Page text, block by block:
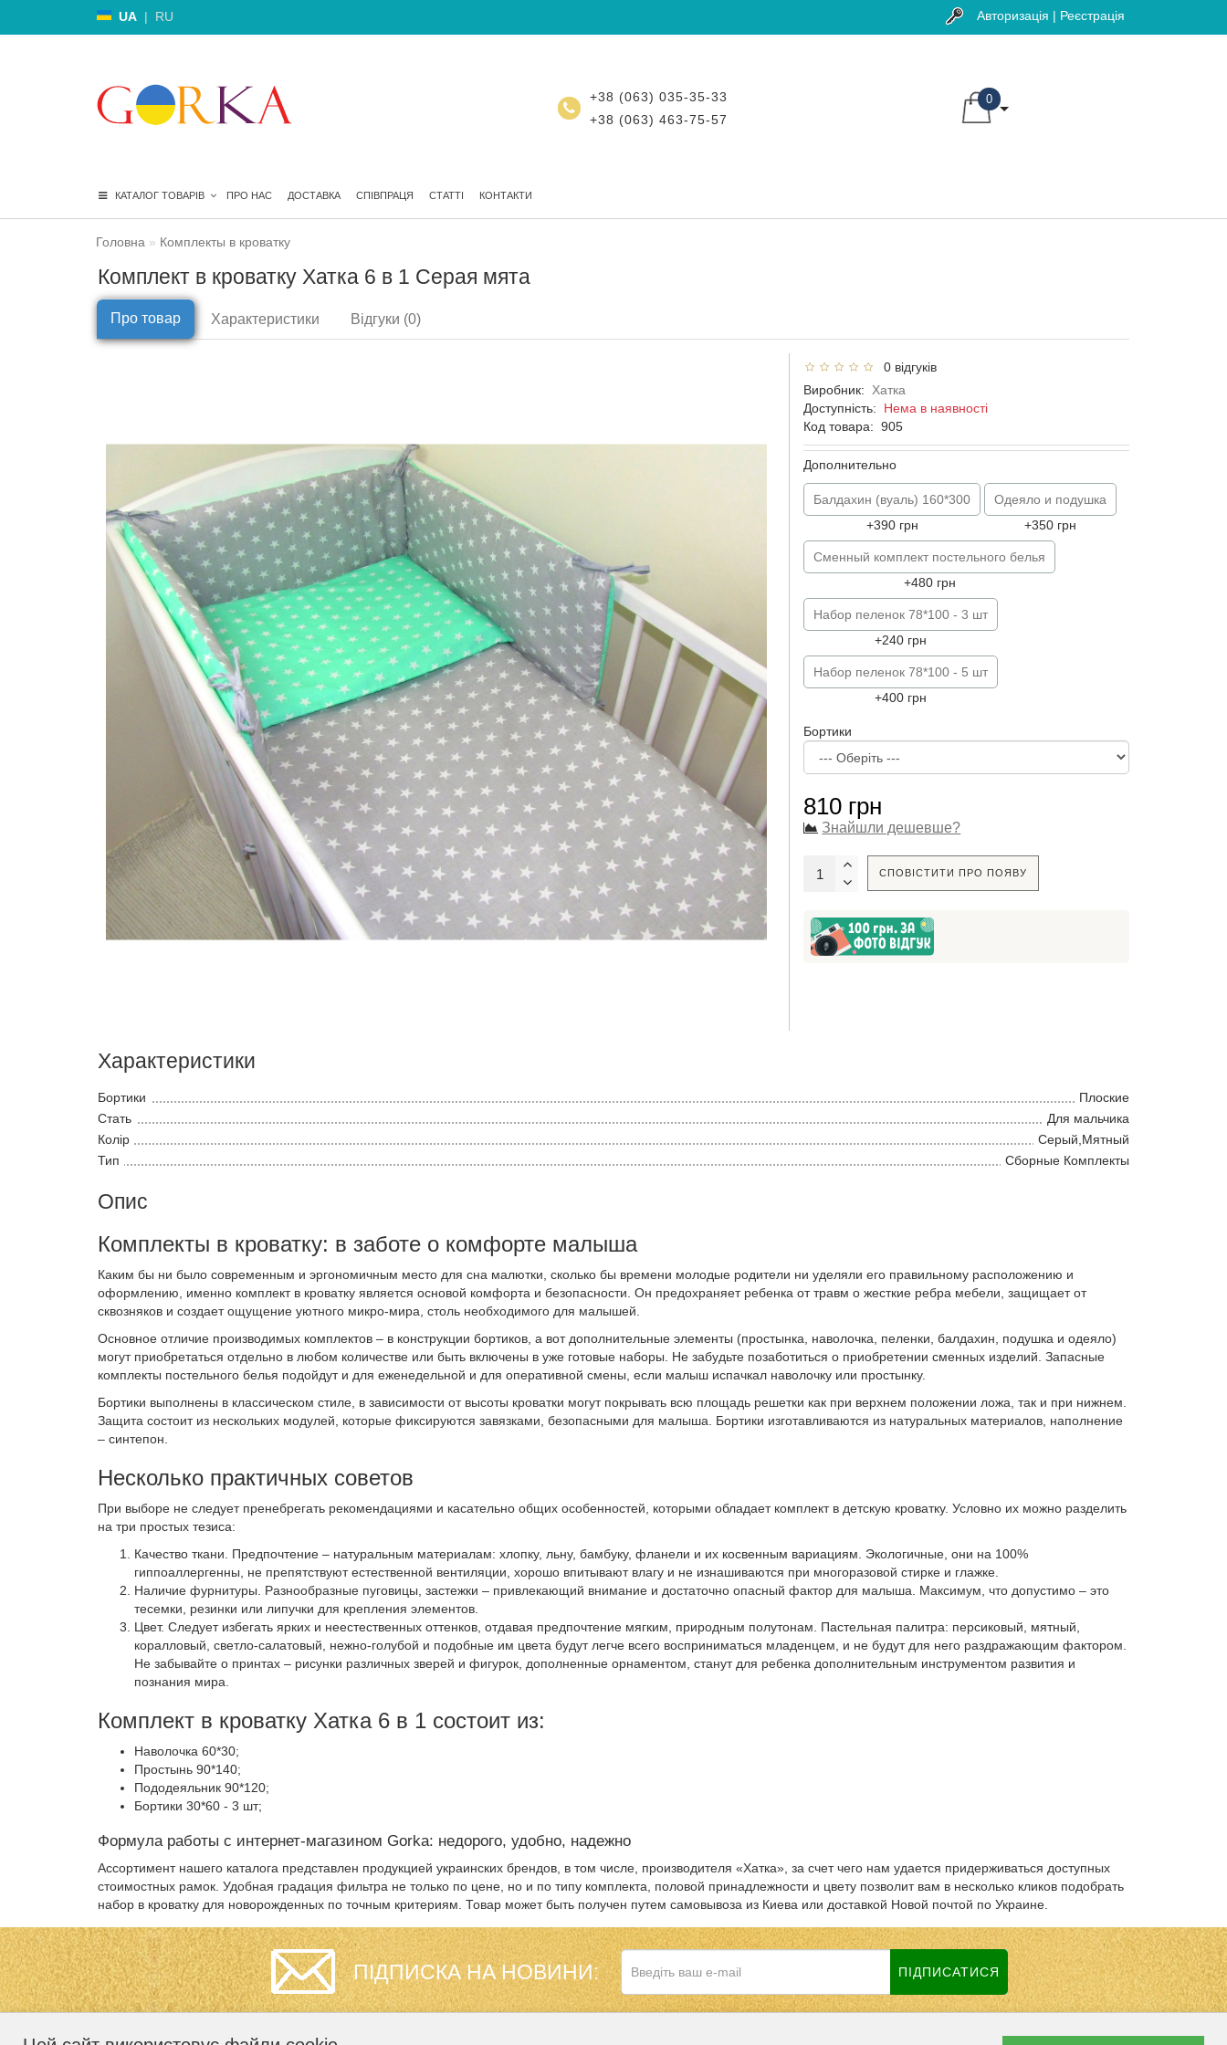
UA | RU Авторизація | Реєстрація
+38 (063) 035-35-33
+38 (063) 463-75-57
0
КАТАЛОГ ТОВАРІВ ПРО НАС ДОСТАВКА СПІВПРАЦЯ СТАТТІ КОНТАКТИ
Головна Комплекты в кроватку
Комплект в кроватку Хатка 6 в 1 Серая мята
Про товар Характеристики Відгуки (0)
0 відгуків
Виробник:
Хатка
Доступність: Нема в наявності
Код товара: 905
Дополнительно
Балдахин (вуаль) 160*300
+390 грн
Одеяло и подушка
+350 грн
Сменный комплект постельного белья
+480 грн
Набор пеленок 78*100 - 3 шт
+240 грн
Набор пеленок 78*100 - 5 шт
+400 грн
Бортики
810 грн
Знайшли дешевше?
СПОВІСТИТИ ПРО ПОЯВУ
Характеристики
Бортики
Плоские
Стать
Для мальчика
Колір
Серый,Мятный
Тип
Сборные Комплекты
Опис
Комплекты в кроватку: в заботе о комфорте малыша
Каким бы ни было современным и эргономичным место для сна малютки, сколько бы времени молодые родители ни уделяли его правильному расположению и
оформлению, именно комплект в кроватку является основой комфорта и безопасности. Он предохраняет ребенка от травм о жесткие ребра мебели, защищает от
сквозняков и создает ощущение уютного микро-мира, столь необходимого для малышей.
Основное отличие производимых комплектов – в конструкции бортиков, а вот дополнительные элементы (простынка, наволочка, пеленки, балдахин, подушка и одеяло)
могут приобретаться отдельно в любом количестве или быть включены в уже готовые наборы. Не забудьте позаботиться о приобретении сменных изделий. Запасные
комплекты постельного белья подойдут и для еженедельной и для оперативной смены, если малыш испачкал наволочку или простынку.
Бортики выполнены в классическом стиле, в зависимости от высоты кроватки могут покрывать всю площадь решетки как при верхнем положении ложа, так и при нижнем.
Защита состоит из нескольких модулей, которые фиксируются завязками, безопасными для малыша. Бортики изготавливаются из натуральных материалов, наполнение
– синтепон.
Несколько практичных советов
При выборе не следует пренебрегать рекомендациями и касательно общих особенностей, которыми обладает комплект в детскую кроватку. Условно их можно разделить
на три простых тезиса:
Качество ткани. Предпочтение – натуральным материалам: хлопку, льну, бамбуку, фланели и их косвенным вариациям. Экологичные, они на 100%
гиппоаллергенны, не препятствуют естественной вентиляции, хорошо впитывают влагу и не изнашиваются при многоразовой стирке и глажке.
Наличие фурнитуры. Разнообразные пуговицы, застежки – привлекающий внимание и достаточно опасный фактор для малыша. Максимум, что допустимо – это
тесемки, резинки или липучки для крепления элементов.
Цвет. Следует избегать ярких и неестественных оттенков, отдавая предпочтение мягким, природным полутонам. Пастельная палитра: персиковый, мятный,
коралловый, светло-салатовый, нежно-голубой и подобные им цвета будут легче всего восприниматься младенцем, и не будут для него раздражающим фактором.
Не забывайте о принтах – рисунки различных зверей и фигурок, дополненные орнаментом, станут для ребенка дополнительным инструментом развития и
познания мира.
Комплект в кроватку Хатка 6 в 1 состоит из:
Наволочка 60*30;
Простынь 90*140;
Пододеяльник 90*120;
Бортики 30*60 - 3 шт;
Формула работы с интернет-магазином Gorka: недорого, удобно, надежно
Ассортимент нашего каталога представлен продукцией украинских брендов, в том числе, производителя «Хатка», за счет чего нам удается придерживаться доступных
стоимостных рамок. Удобная градация фильтра не только по цене, но и по типу комплекта, половой принадлежности и цвету позволит вам в несколько кликов подобрать
набор в кроватку для новорожденных по точным критериям. Товар может быть получен путем самовывоза из Киева или доставкой Новой почтой по Украине.
ПІДПИСКА НА НОВИНИ: ПІДПИСАТИСЯ